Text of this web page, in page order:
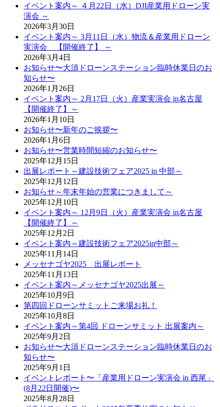
イベント案内～ ４月22日（水）DJI産業用ドローン実
演会 ～
2026年3月30日
イベント案内～ 3月11日（水）物流＆産業用ドローン
実演会 【開催終了】 ～
2026年3月4日
お知らせ〜大須ドローンステーション臨時休業日のお
知らせ〜
2026年1月26日
イベント案内～ 2月17日（火）産業実演会 in名古屋
【開催終了】～
2026年1月10日
お知らせ〜新年のご挨拶〜
2026年1月6日
お知らせ〜営業時間短縮のお知らせ〜
2025年12月15日
出展レポート～建設技術フェア2025 in 中部～
2025年12月12日
お知らせ～年末年始の営業につきまして～
2025年12月10日
イベント案内～ 12月9日（火）産業実演会 in名古屋
【開催終了】～
2025年12月2日
イベント案内～建設技術フェア2025in中部～
2025年11月14日
メッセナゴヤ2025 出展レポート
2025年11月13日
イベント案内～メッセナゴヤ2025出展～
2025年10月9日
第四回ドローンサミットご来場お礼！
2025年10月8日
イベント案内～第4回 ドローンサミット 出展案内～
2025年9月2日
お知らせ〜大須ドローンステーション臨時休業日のお
知らせ〜
2025年9月1日
イベントレポート〜「産業用ドローン実演会 in 西尾」
(8月22日開催)〜
2025年8月28日